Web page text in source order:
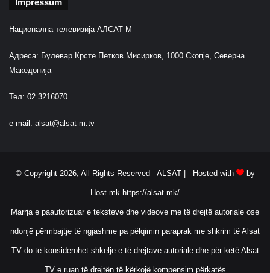
Impressum
Национална телевизија АЛСАТ М
Адреса: Булевар Крсте Петков Мисирков, 1000 Скопје, Северна
Македонија
Тел: 02 3216070
e-mail: alsat@alsat-m.tv
© Copyright 2026, All Rights Reserved ALSAT | Hosted with by
Host.mk https://alsat.mk/
Marrja e paautorizuar e teksteve dhe videove me të drejtë autoriale ose
ndonjë përmbajtje të ngjashme pa pëlqimin paraprak me shkrim të Alsat
TV do të konsiderohet shkelje e të drejtave autoriale dhe për këtë Alsat
TV e ruan të drejtën të kërkojë kompensim përkatës